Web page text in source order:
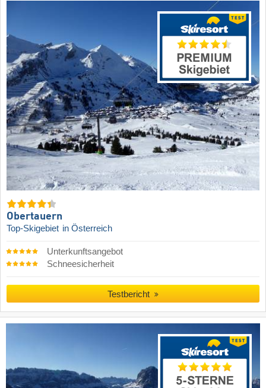
Obertauern
Top-Skigebiet in Österreich
Unterkunftsangebot
Schneesicherheit
Testbericht